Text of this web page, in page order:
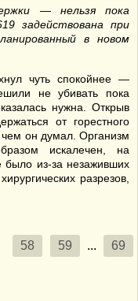
— нельзя пока
задействована при
в новом
чуть спокойнее —
не убивать пока
нужна. Открыв
от горестного
чем он думал. Организм
искалечен, на
было из-за незаживших
разрезов,
58 59 ... 69